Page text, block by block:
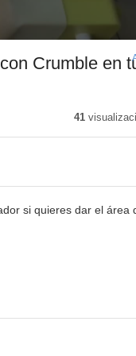
Crumble en
41
si quieres dar el área